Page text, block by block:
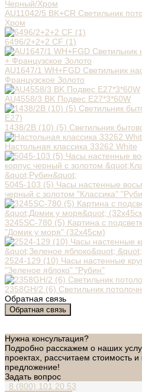
AU11042/5 BK+CR Светильник
Хром
6496/2+2+2 CF (1)
AU1647/1 WH+FGD Светильник
Французское Золото
AU4558/3 BK Подвес E27*3*60W
1438/2B (10) (5) Светильник
Настольная классика 33262 White
5045-103 (5) Часы настенные
черный с золотом "Классика"
3245SC-780 (5) Картина с
"Домик у моря" (32х45см)
2524-129 (10) Часы настенные
"Зеленое яблоко" "Рубин"
2358GH/2 (6) Светильник
Обратная связь
Обратная связь
Нужна консультация?
Подробно расскажем о наших
проектах, рассчитаем стоимость
предложение!
Задать вопрос
8 (800) 101 20 53